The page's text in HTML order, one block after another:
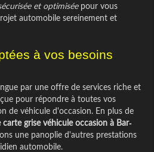
et optimiséepour vous
automobile sereinement et
à vos besoins
par une offre de services riche et
pour répondre à toutes vos
de véhicule d'occasion. En plus de
carte grise véhicule occasion à Bar-
une panoplie d'autres prestations
automobile.